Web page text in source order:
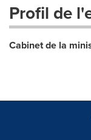
Profil de
Cabinet de la